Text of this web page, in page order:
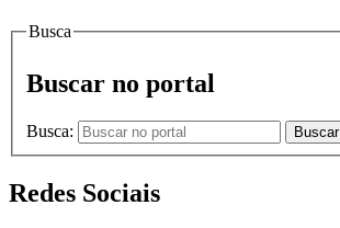
Busca
Buscar no portal
Busca: Buscar
Redes Sociais